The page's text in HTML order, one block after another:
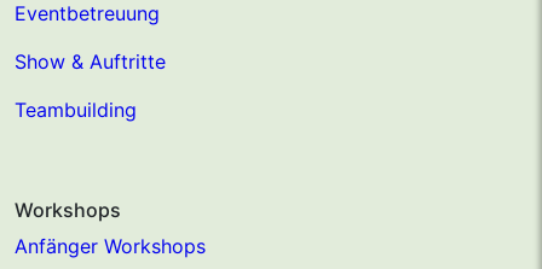
Eventbetreuung
Show & Auftritte
Teambuilding
Workshops
Anfänger Workshops